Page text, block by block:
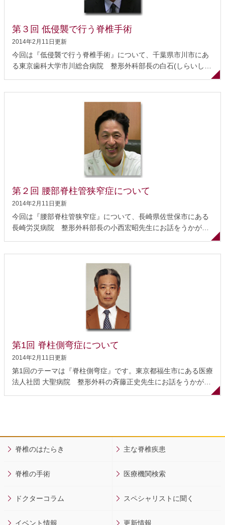
信を持って薦められる手術 アプローチ（進入）方法と矯正固定
術 脊椎を手術する際には、後方アプローチと前方アプローチと
いう進入方法があります。 後方アプローチは、背中の皮膚を切
開して脊椎に到達する方法です。一方、前方アプロー...
第３回 低侵襲で行う脊椎手術
2014年2月11日更新
今回は『低侵襲で行う脊椎手術』について、千葉県市川市にあ
る東京歯科大学市川総合病院 整形外科部長の白石(しらいし)
ています。 低侵襲手術とは 筋肉を温存する低侵襲の脊椎手術
筋肉を温存することのメリット この手術法の課題 まとめ 低侵
襲手術とは 低侵襲とは、文字通り患者さんへの”侵襲が少な
い”という意味ですが、その根底にあるのは「患者さんに対する
畏敬の念」「人間に対する畏敬の念」だと思っています。 当然
のことながら、手術を始めたばかりの頃と経験を積んでからと
では、医師の技術に差がでてきます。医師として成長すれば、
手術時間も短くなり、傷も小さ くなり、余計な所を切らずに目
的を達することができるように...
第２回 腰部脊柱管狭窄症について
2014年2月11日更新
今回は『腰部脊柱管狭窄症』について、長崎県佐世保市にある
長崎労災病院 整形外科部長の小西宏昭先生にお話をうかがい
状 保存的治療（保存療法） 手術治療 手術の方法 手術後の生活
手術を受けられる前に 腰部脊柱管狭窄症とは 腰部脊柱管狭窄症
は、主に腰の神経、つまり馬尾《ばび》と神経根《しんけいこ
ん》という神経の通り道が狭くなるような状態です。その原因
には様々なものがありますが、多くは加齢に伴う変化によるも
のです。例えば、神経の近くにある椎間板の膨隆や、椎間関節
に変性したもの）などが神経の通り道を狭くすることがありま
す。 また、すべり症（特に腰椎変性すべり症）は...
第1回 脊柱側弯症について
2014年2月11日更新
第1回のテーマは『脊柱側弯症』です。東京都福生市にある医療
法人社団 大聖病院 整形外科の斉藤正史先生にお話をうかがい
ていますが、横から見ると前後にカーブしています（生理的弯
曲(せいりてきわんきょく)といいます）。この弯曲が異常であ
（せきちゅうへんけい）といいます。 脊柱変形は、脊柱がねじ
うそくわん）症の３つに分けられます。外来にみえる患者さん
脊椎のはたらき 主な脊椎疾患
脊椎の手術 医療機関検索
ドクターコラム スペシャリストに聞く
イベント情報 更新情報